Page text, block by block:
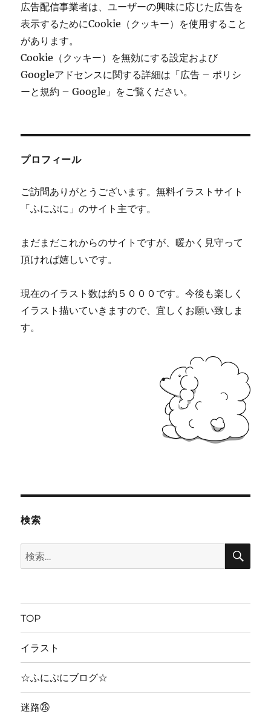
広告配信事業者は、ユーザーの興味に応じた広告を
表示するためにCookie（クッキー）を使用すること
があります。
Cookie（クッキー）を無効にする設定および
Googleアドセンスに関する詳細は「広告 – ポリシ
ーと規約 – Google」をご覧ください。
プロフィール
ご訪問ありがとうございます。無料イラストサイト
「ふにぷに」のサイト主です。
まだまだこれからのサイトですが、暖かく見守って
頂ければ嬉しいです。
現在のイラスト数は約５０００です。今後も楽しく
イラスト描いていきますので、宜しくお願い致しま
す。
検索
検
索:
検
TOP
イラスト
☆ふにぷにブログ☆
迷路㉖